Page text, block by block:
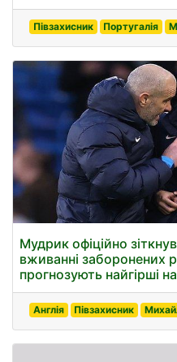
Півзахисник Португалія
Мудрик офіційно
вживанні заборонених
прогнозують найгірші
Англія Півзахисник